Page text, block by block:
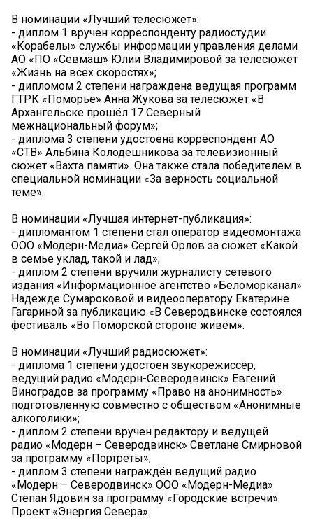
В номинации «Лучший телесюжет»:
- диплом 1 вручен корреспонденту радиостудии
«Корабелы» службы информации управления делами
АО «ПО «Севмаш» Юлии Владимировой за телесюжет
«Жизнь на всех скоростях»;
- дипломом 2 степени награждена ведущая программ
ГТРК «Поморье» Анна Жукова за телесюжет «В
Архангельске прошёл 17 Северный
межнациональный форум»;
- диплома 3 степени удостоена корреспондент АО
«СТВ» Альбина Колодешникова за телевизионный
сюжет «Вахта памяти». Она также стала победителем в
специальной номинации «За верность социальной
теме».
В номинации «Лучшая интернет-публикация»:
- дипломантом 1 степени стал оператор видеомонтажа
ООО «Модерн-Медиа» Сергей Орлов за сюжет «Какой
в семье уклад, такой и лад»;
- диплом 2 степени вручили журналисту сетевого
издания «Информационное агентство «Беломорканал»
Надежде Сумароковой и видеооператору Екатерине
Гагариной за публикацию «В Северодвинске состоялся
фестиваль «Во Поморской стороне живём».
В номинации «Лучший радиосюжет»:
- диплома 1 степени удостоен звукорежиссёр,
ведущий радио «Модерн-Северодвинск» Евгений
Виноградов за программу «Право на анонимность»
подготовленную совместно с обществом «Анонимные
алкоголики»;
- диплом 2 степени вручен редактору и ведущей
радио «Модерн – Северодвинск» Светлане Смирновой
за программу «Портреты»;
- диплом 3 степени награждён ведущий радио
«Модерн – Северодвинск» ООО «Модерн-Медиа»
Степан Ядовин за программу «Городские встречи».
Проект «Энергия Севера».